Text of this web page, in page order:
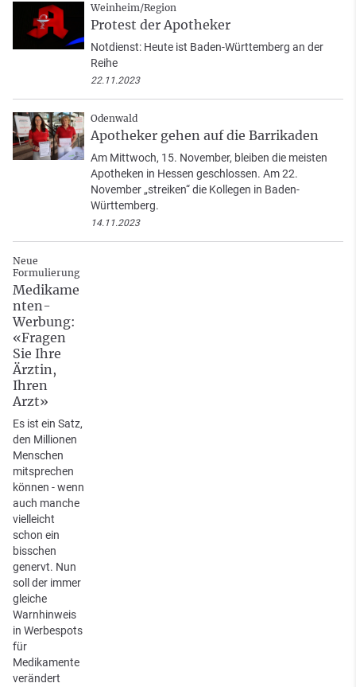
Weinheim/Region
Protest der Apotheker
Notdienst: Heute ist Baden-Württemberg an der
Reihe
22.11.2023
Odenwald
Apotheker gehen auf die Barrikaden
Am Mittwoch, 15. November, bleiben die meisten
Apotheken in Hessen geschlossen. Am 22.
November „streiken“ die Kollegen in Baden-
Württemberg.
14.11.2023
Neue
Formulierung
Medikame
nten-
Werbung:
«Fragen
Sie Ihre
Ärztin,
Ihren
Arzt»
Es ist ein Satz,
den Millionen
Menschen
mitsprechen
können - wenn
auch manche
vielleicht
schon ein
bisschen
genervt. Nun
soll der immer
gleiche
Warnhinweis
in Werbespots
für
Medikamente
verändert